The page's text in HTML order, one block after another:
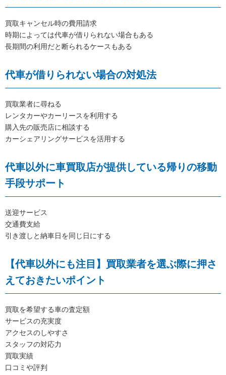
買取キャンセル時の費用請求
時期によっては代車が借りられない場合もある
長期間の利用だと断られるケースもある
代車が借りられない場合の対処法
買取業者に尋ねる
レンタカーやカーリースを利用する
購入先の販売店に相談する
カーシェアリングサービスを活用する
代車以外に車買取店が提供している帰りの移動
手段サポート
送迎サービス
交通費支給
引き渡しと納車日を同じ日にする
【代車以外にも注目】買取業者を選ぶ際に押さ
えておきたいポイント
買取を希望する車の査定額
サービスの充実度
アクセスのしやすさ
スタッフの対応力
買取実績
口コミや評判